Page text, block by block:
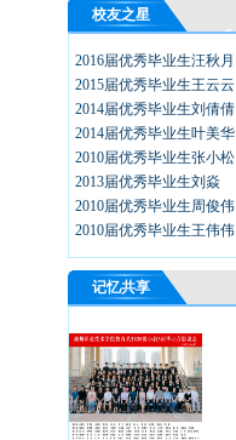
校友之星
2016届优秀毕业生汪秋月
2015届优秀毕业生王云云
2014届优秀毕业生刘倩倩
2014届优秀毕业生叶美华
2010届优秀毕业生张小松
2013届优秀毕业生刘焱
2010届优秀毕业生周俊伟
2010届优秀毕业生王伟伟
记忆共享